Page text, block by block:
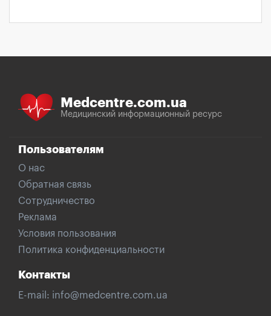
Medcentre.com.ua
Медицинский информационный ресурс
Пользователям
О нас
Обратная связь
Сотрудничество
Реклама
Условия пользования
Политика конфиденциальности
Контакты
E-mail: info@medcentre.com.ua